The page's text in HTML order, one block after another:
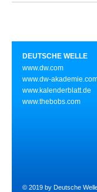
DEUTSCHE WELLE
www.dw.com
www.dw-
www.kalenderblatt.de
www.thebobs.com
© 2019 by Deutsche